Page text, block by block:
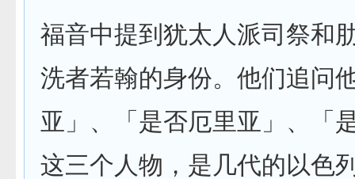
福音中提到犹太人派司祭和
洗者若翰的身份。他们追问
亚」、「是否厄里亚」、「
这三个人物，是几代的以色